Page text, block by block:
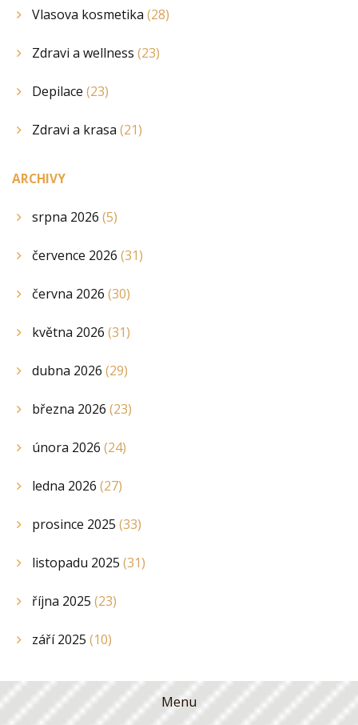
Vlasova kosmetika (28)
Zdravi a wellness (23)
Depilace (23)
Zdravi a krasa (21)
ARCHIVY
srpna 2026 (5)
července 2026 (31)
června 2026 (30)
května 2026 (31)
dubna 2026 (29)
března 2026 (23)
února 2026 (24)
ledna 2026 (27)
prosince 2025 (33)
listopadu 2025 (31)
října 2025 (23)
září 2025 (10)
Menu